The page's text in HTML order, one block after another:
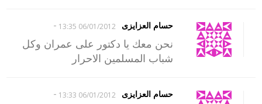
حسام العزايزى 06/01/2012 13:35
-
نحن معك يا دكتور على عمران وكل
شباب المسلمين الاحرار
حسام العزايزى 06/01/2012 13:33
-